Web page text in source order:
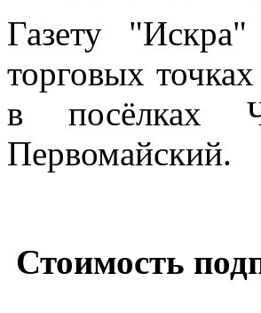
Газету
торговых
в посёлках
Первомайский.
Стоимость